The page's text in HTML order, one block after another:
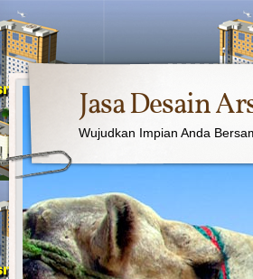
Jasa Desain
Wujudkan Impian Anda